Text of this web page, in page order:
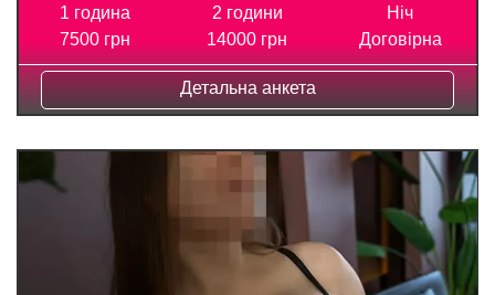
1 година
7500 грн
2 години
14000 грн
Ніч
Договірна
Детальна анкета